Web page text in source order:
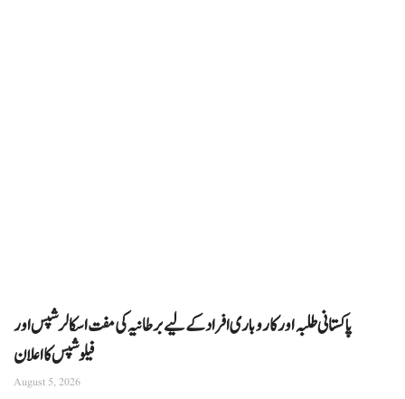
پاکستانی طلبہ اور کاروباری افراد کے لیے برطانیہ کی مفت اسکالرشپس اور
فیلوشپس کا اعلان
August 5, 2026